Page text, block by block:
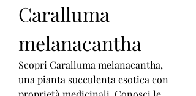
Caralluma
melanacantha
Scopri Caralluma melanacantha,
una pianta succulenta esotica con